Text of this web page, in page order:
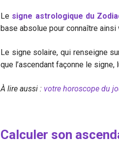
Le signe astrologique du
base absolue pour connaître
Le signe solaire, qui renseigne
que l’ascendant façonne le signe,
À lire aussi : votre horoscope du
Calculer son